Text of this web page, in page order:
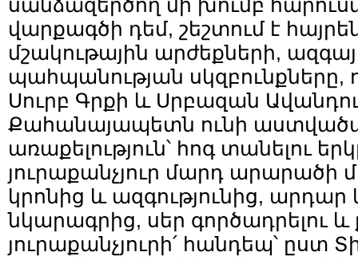
սանձազերծող մի խումբ
վարքագծի դեմ, շեշտում է
մշակութային արժեքների,
պահպանության սկզբունքները,
Սուրբ Գրքի և Սրբազան
Քահանայապետն ունի
առաքելություն՝ հոգ տանելու
յուրաքանչյուր մարդ արարածի
կրոնից և ազգությունից,
նկարագրից, սեր գործադրելու և
յուրաքանչյուրի՛ հանդեպ՝ ըստ